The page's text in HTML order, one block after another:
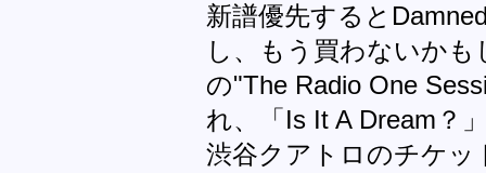
新譜優先すると
し、もう買わないか
の"The Radio One
れ、「Is It A Dream？
渋谷クアトロのチケッ